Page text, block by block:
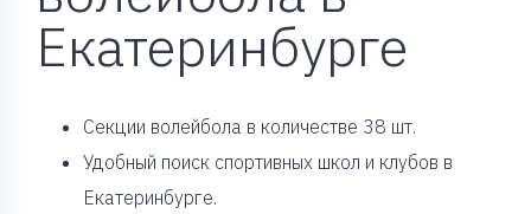
Екатеринбурге
Cекции волейбола в количестве 38 шт.
Удобный поиск спортивных школ и клубов в
Екатеринбурге.